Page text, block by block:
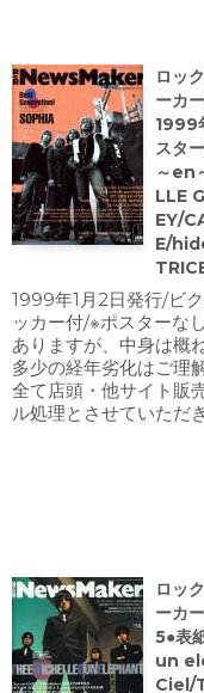
ロッ
ーカ
1999
スタ
～en
LLE
EY/
E/
1999年1月2日発行/ビ
ッカー付/※ポスターな
ありますが、中身は概
多少の経年劣化はご理
全て店頭・他サイト販
ル処理とさせていただ
ロッ
ーカ
5●表
un
Ciel/